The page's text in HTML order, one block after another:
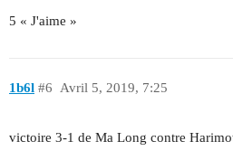
5 « J'aime »
1b6l Avril 5, 2019, 7:25
#6
victoire 3-1 de Ma Long contre